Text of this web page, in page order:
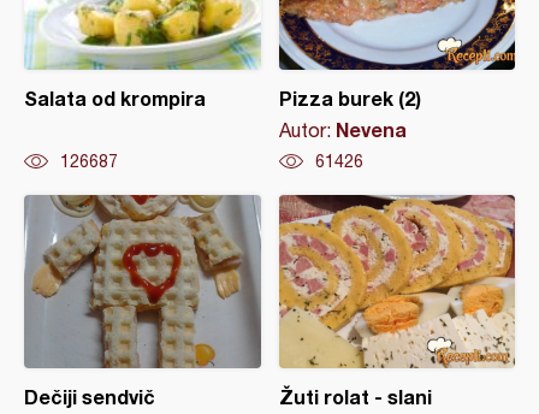
Salata od krompira
126687
Pizza burek (2)
Autor: Nevena
61426
Dečiji sendvič Žuti rolat - slani